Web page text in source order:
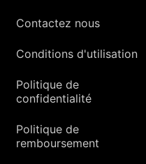
Contactez nous
Conditions d'utilisation
Politique de
confidentialité
Politique de
remboursement